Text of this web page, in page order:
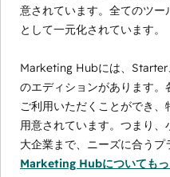
意されています。全てのツ
として一元化されています。
Marketing Hubには、
のエディションがあります
ご利用いただくことができ
用意されています。つまり
大企業まで、ニーズに合うプ
Marketing Hubについてもっ